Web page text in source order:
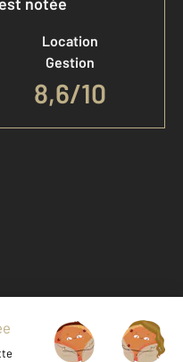
Location
Gestion
8,6/10